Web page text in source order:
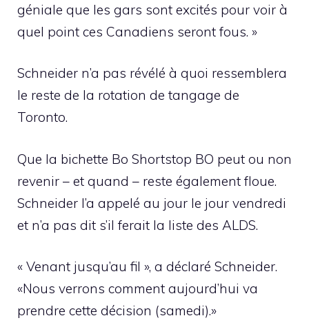
géniale que les gars sont excités pour voir à
quel point ces Canadiens seront fous. »
Schneider n’a pas révélé à quoi ressemblera
le reste de la rotation de tangage de
Toronto.
Que la bichette Bo Shortstop BO peut ou non
revenir – et quand – reste également floue.
Schneider l’a appelé au jour le jour vendredi
et n’a pas dit s’il ferait la liste des ALDS.
« Venant jusqu’au fil », a déclaré Schneider.
«Nous verrons comment aujourd’hui va
prendre cette décision (samedi).»